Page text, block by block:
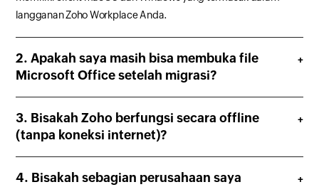
langganan Zoho Workplace Anda.
Apakah saya masih bisa membuka file
Microsoft Office setelah migrasi?
Bisakah Zoho berfungsi secara offline
(tanpa koneksi internet)?
Bisakah sebagian perusahaan saya